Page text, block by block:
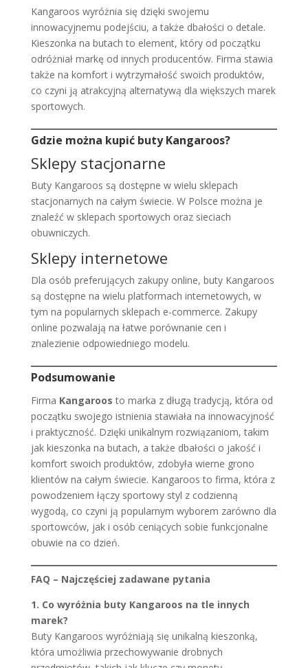
Kangaroos wyróżnia się dzięki swojemu
innowacyjnemu podejściu, a także dbałości o detale.
Kieszonka na butach to element, który od początku
odróżniał markę od innych producentów. Firma stawia
także na komfort i wytrzymałość swoich produktów,
co czyni ją atrakcyjną alternatywą dla większych marek
sportowych.
Gdzie można kupić buty Kangaroos?
Sklepy stacjonarne
Buty Kangaroos są dostępne w wielu sklepach
stacjonarnych na całym świecie. W Polsce można je
znaleźć w sklepach sportowych oraz sieciach
obuwniczych.
Sklepy internetowe
Dla osób preferujących zakupy online, buty Kangaroos
są dostępne na wielu platformach internetowych, w
tym na popularnych sklepach e-commerce. Zakupy
online pozwalają na łatwe porównanie cen i
znalezienie odpowiedniego modelu.
Podsumowanie
Firma Kangaroos to marka z długą tradycją, która od
początku swojego istnienia stawiała na innowacyjność
i praktyczność. Dzięki unikalnym rozwiązaniom, takim
jak kieszonka na butach, a także dbałości o jakość i
komfort swoich produktów, zdobyła wierne grono
klientów na całym świecie. Kangaroos to firma, która z
powodzeniem łączy sportowy styl z codzienną
wygodą, co czyni ją popularnym wyborem zarówno dla
sportowców, jak i osób ceniących sobie funkcjonalne
obuwie na co dzień.
FAQ – Najczęściej zadawane pytania
1. Co wyróżnia buty Kangaroos na tle innych
marek?
Buty Kangaroos wyróżniają się unikalną kieszonką,
która umożliwia przechowywanie drobnych